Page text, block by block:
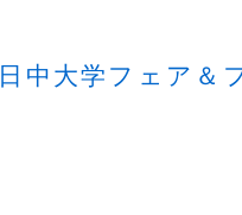
日中大学フェア＆